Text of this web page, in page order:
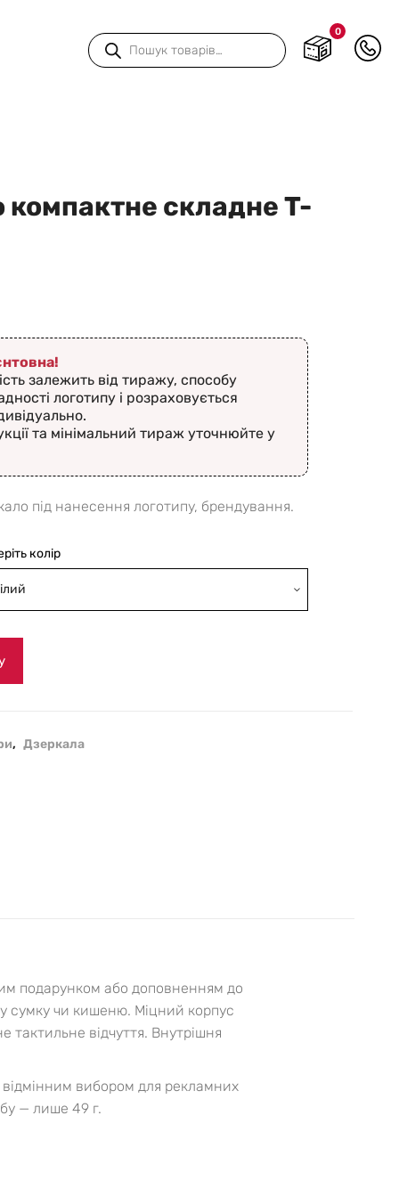
Пошук
товарів
0
компактне складне T-
залежить від тиражу, способу
логотипу і розраховується
та мінімальний тираж уточнюйте у
під нанесення логотипу, брендування.
колір
, Дзеркала
подарунком або доповненням до
сумку чи кишеню. Міцний корпус
тактильне відчуття. Внутрішня
вибором для рекламних
— лише 49 г.